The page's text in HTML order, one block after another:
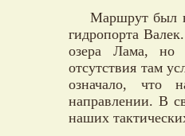
Маршрут был
гидропорта
озера Лама, но
отсутствия там
означало, что
направлении. В
наших